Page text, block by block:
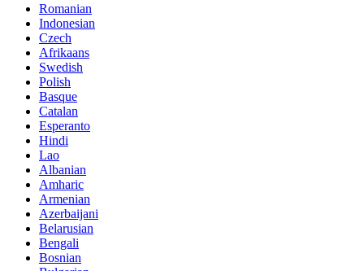
Romanian
Indonesian
Czech
Afrikaans
Swedish
Polish
Basque
Catalan
Esperanto
Hindi
Lao
Albanian
Amharic
Armenian
Azerbaijani
Belarusian
Bengali
Bosnian